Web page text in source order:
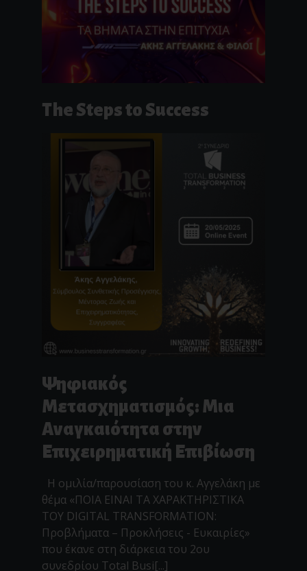
The Steps to Success
Ψηφιακός
Μετασχηματισμός: Μια
Αναγκαιότητα στην
Επιχειρηματική Επιβίωση
Η ομιλία/παρουσίαση του κ. Αγγελάκη με
θέμα «ΠΟΙΑ ΕΙΝΑΙ ΤΑ ΧΑΡΑΚΤΗΡΙΣΤΙΚΑ
ΤΟΥ DIGITAL TRANSFORMATION:
Προβλήματα – Προκλήσεις - Ευκαιρίες»
που έκανε στη διάρκεια του 2ου
συνεδρίου Total Busi[...]